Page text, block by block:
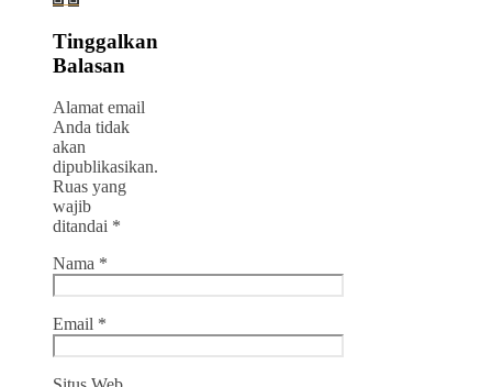
Tinggalkan
Balasan
Alamat email
Anda tidak
akan
dipublikasikan.
Ruas yang
wajib
ditandai *
Nama *
Email *